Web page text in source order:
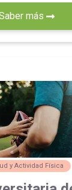
más
y Actividad Física